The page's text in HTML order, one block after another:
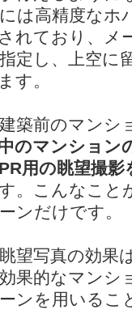
は高精度なホ
れており、メ
定し、上空に
す。
築前のマンシ
のマンション
用の眺望撮影
。こんなこと
ンだけです。
望写真の効果
果的なマンシ
ンを用いるこ